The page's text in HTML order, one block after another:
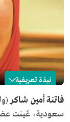
نبذة تعريفية
فاتنة أمين شاكر
الاسم
فاتنة أمين شاكر
سعودية، عُينت